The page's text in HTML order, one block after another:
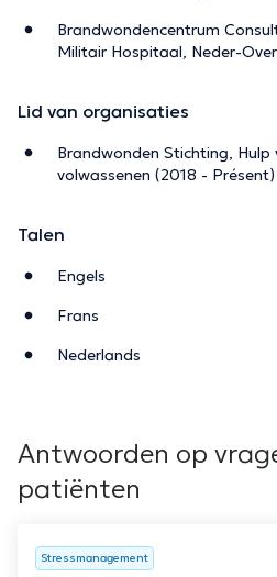
Brandwondencentrum
Militair Hospitaal, Neder-
Lid van organisaties
Brandwonden Stichting,
volwassenen (2018 - Présent)
Talen
Engels
Frans
Nederlands
Antwoorden op
patiënten
Stressmanagement